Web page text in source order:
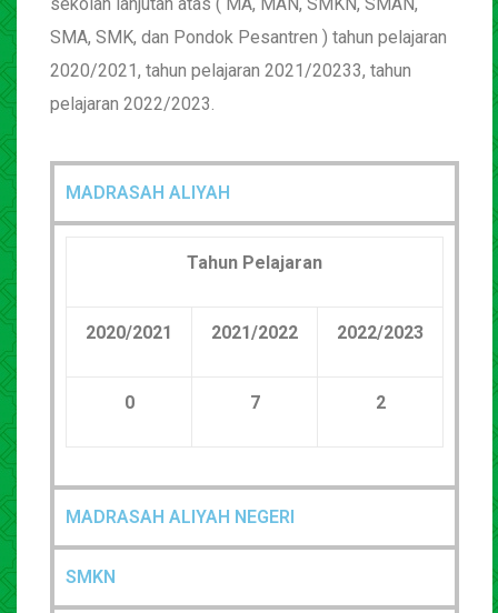
SMA, SMK, dan Pondok Pesantren ) tahun pelajaran
2020/2021, tahun pelajaran 2021/20233, tahun
pelajaran 2022/2023.
MADRASAH ALIYAH
Tahun Pelajaran
2020/2021 2021/2022 2022/2023
0 7 2
MADRASAH ALIYAH NEGERI
SMKN